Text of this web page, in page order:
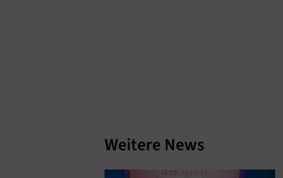
Weitere News